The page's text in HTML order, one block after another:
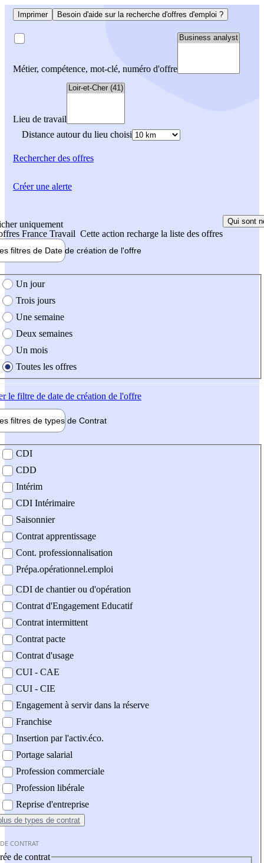
Imprimer Besoin d'aide sur la recherche d'offres d'emploi ?
Métier, compétence, mot-clé, numéro d'offre
Lieu de travail
Distance autour du lieu choisi
Rechercherdes offres
uniquement
France Travail Cette action recharge la liste des offres
Qui sont
filtres de Date de création de l'offre
création de l'offre
Un jour
Trois jours
Une semaine
Deux semaines
Un mois
Toutes les offres
le filtre de date de création de l'offre
filtres de types de Contrat
contrat
CDI
CDD
Intérim
CDI Intérimaire
Saisonnier
Contrat apprentissage
Cont. professionnalisation
Prépa.opérationnel.emploi
CDI de chantier ou d'opération
Contrat d'Engagement Educatif
Contrat intermittent
Contrat pacte
Contrat d'usage
CUI - CAE
CUI - CIE
Engagement à servir dans la réserve
Franchise
Insertion par l'activ.éco.
Portage salarial
Profession commerciale
Profession libérale
Reprise d'entreprise
de types de contrat
CONTRAT
de contrat
Créer une alerte